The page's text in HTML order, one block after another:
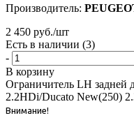
Производитель:
2 450 руб./шт
Есть в наличии (3)
-
В корзину
Ограничитель LH задней
2.2HDi/Ducato New(250)
Внимание!